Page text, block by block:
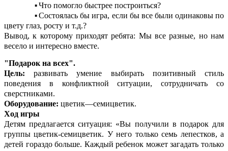
Что помогло быстрее построиться?
Состоялась бы игра, если бы все были одинаковы по
цвету глаз, росту и т.д.?
Вывод, к которому приходят ребята: Мы все разные, но нам
весело и интересно вместе.
"Подарок на всех".
Цель: развивать умение выбирать позитивный стиль
поведения в конфликтной ситуации, сотрудничать со
сверстниками.
Оборудование: цветик—семицветик.
Ход игры
Детям предлагается ситуация: «Вы получили в подарок для
группы цветик-семицветик. У него только семь лепестков, а
детей гораздо больше. Каждый ребенок может загадать только